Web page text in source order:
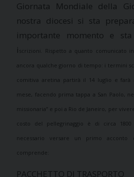
Giornata Mondiale della
nostra diocesi si sta
importante momento e
i scrizioni. Rispetto a quanto comunicato
ancora qualche giorno di tempo: i termini
comitiva aretina partirà il 14 luglio e farà
mese, facendo prima tappa a San Paolo,
missionaria” e poi a Rio de Janeiro, per
costo del pellegrinaggio è di circa
necessario versare un primo
comprende:
PACCHETTO DI TRASPORTO